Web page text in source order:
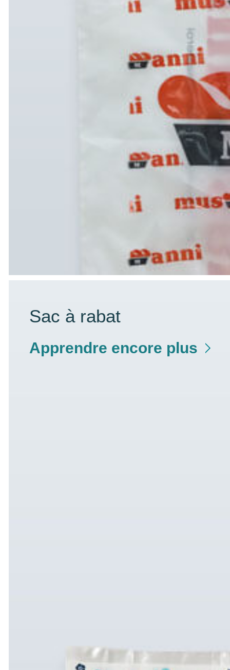
Sac à rabat
Apprendre encore plus